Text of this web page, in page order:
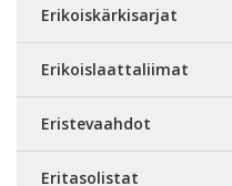
Erikoiskärkisarjat
Erikoislaattaliimat
Eristevaahdot
Eritasolistat